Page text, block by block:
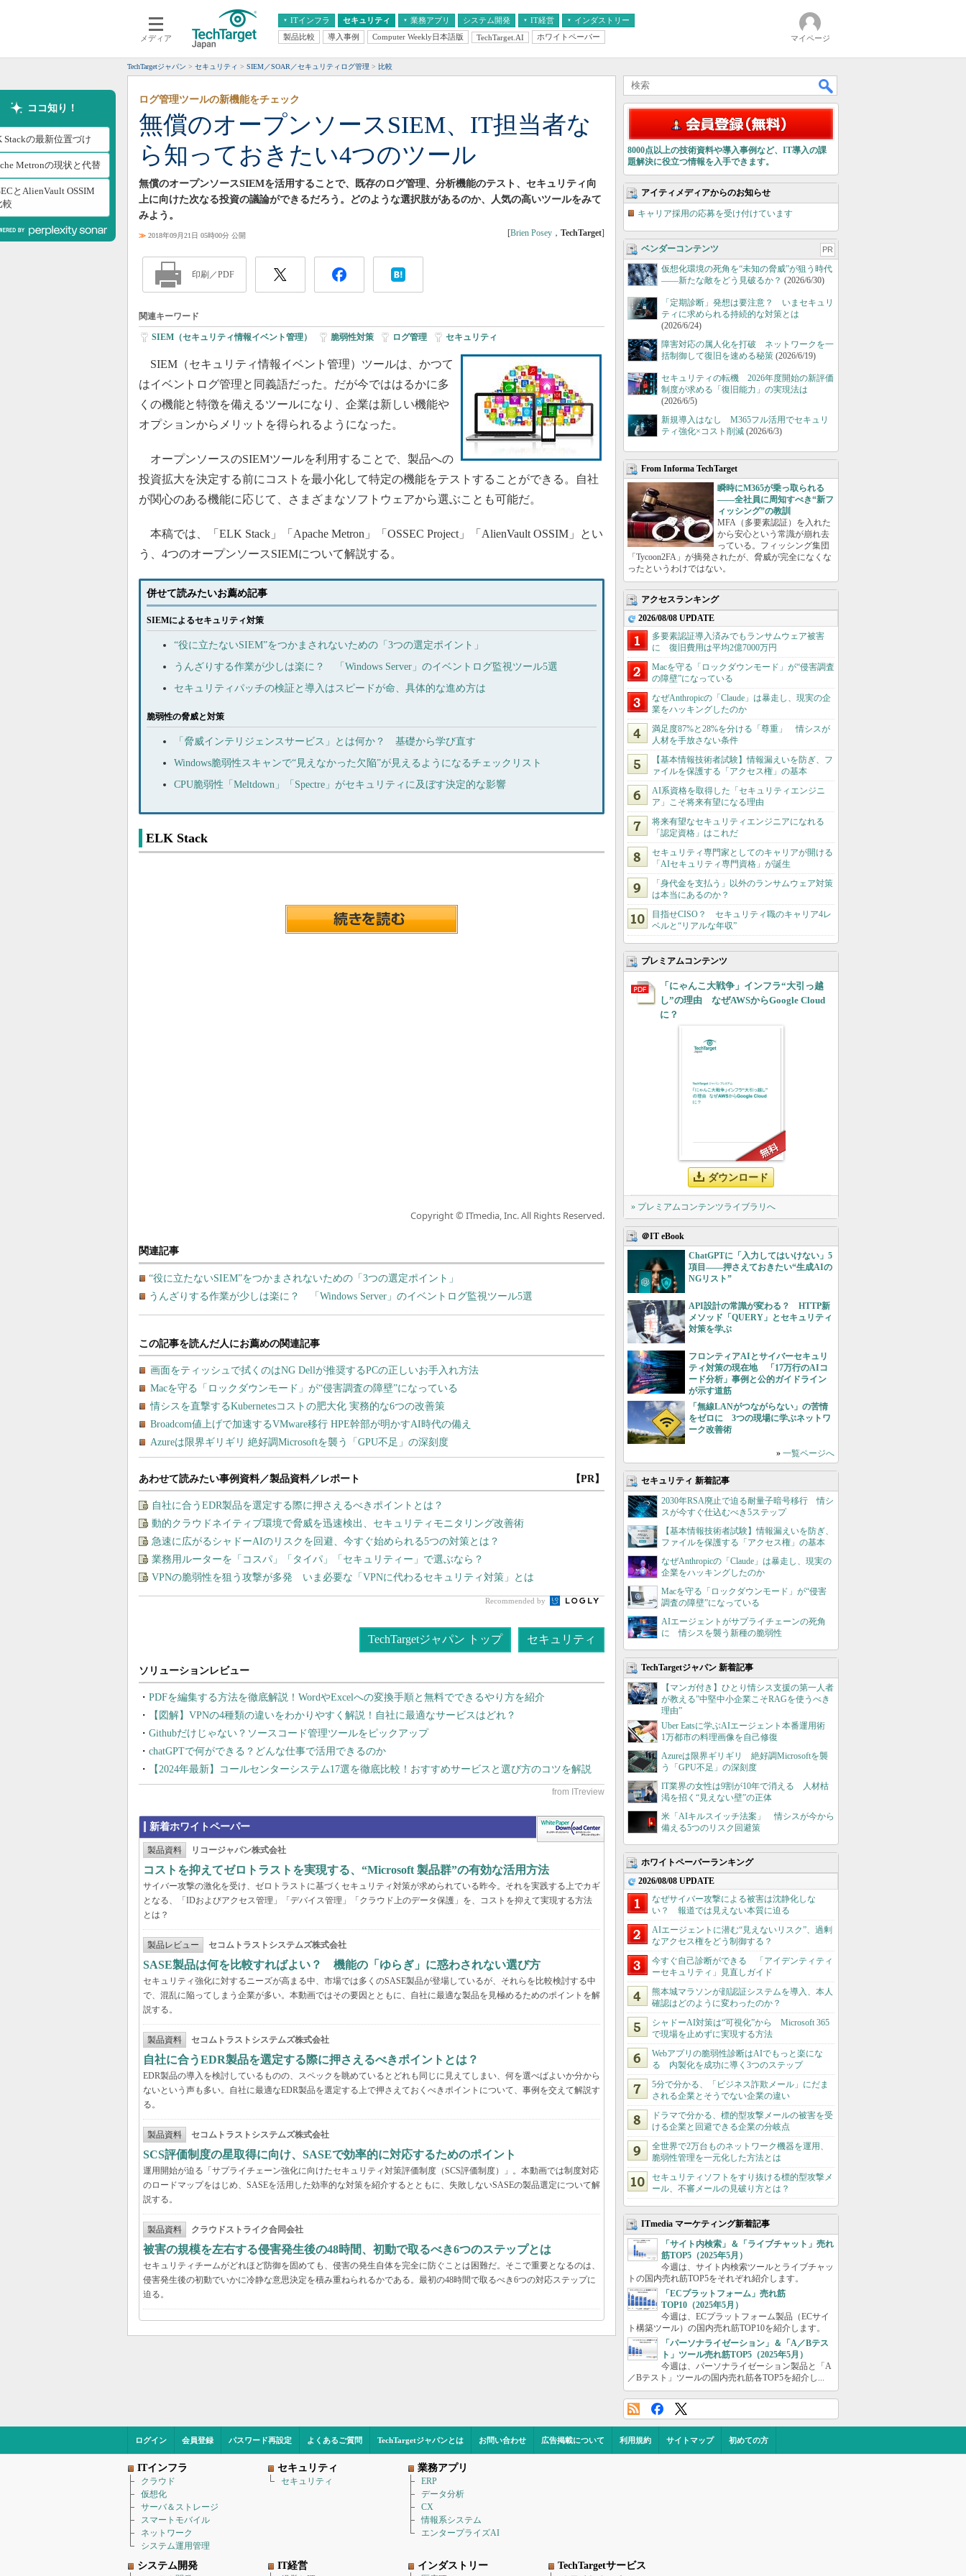
メディア
ITインフラ
クラウド
スマートモバイル
ネットワーク
システム運用管理
セキュリティ 業務アプリ
エンタープライズAI
ERP
CX
情報系システム
システム開発 IT経営
経営とIT
中堅・中小企業とIT
インダストリー
医療IT
製品比較 導入事例 Computer Weekly日本語版 TechTarget.AI ホワイトペーパー マイページ
TechTargetジャパン セキュリティ SIEM／SOAR／セキュリティログ管理 比較
ココ知り！
Stackの最新位置づけ
Metronの現状と代替
とAlienVault OSSIM
較
無償のオープンソースSIEM、IT担当者な
ら知っておきたい4つのツール
ログ管理ツールの新機能をチェック
無償のオープンソースSIEMを活用することで、既存のログ管理、分析機能のテスト、セキュリティ向
上に向けた次なる投資の議論ができるだろう。どのような選択肢があるのか、人気の高いツールをみて
みよう。
≫ 2018年09月21日 05時00分 公開 [Brien Posey ， TechTarget]
印刷／PDF
関連キーワード
SIEM（セキュリティ情報イベント管理） 脆弱性対策 ログ管理 セキュリティ
SIEM（セキュリティ情報イベント管理）ツールは、かつて
はイベントログ管理と同義語だった。だが今でははるかに多
くの機能と特徴を備えるツールになり、企業は新しい機能や
オプションからメリットを得られるようになった。
オープンソースのSIEMツールを利用することで、製品への
投資拡大を決定する前にコストを最小化して特定の機能をテストすることができる。自社
が関心のある機能に応じて、さまざまなソフトウェアから選ぶことも可能だ。
本稿では、「ELK Stack」「Apache Metron」「OSSEC Project」「AlienVault OSSIM」とい
う、4つのオープンソースSIEMについて解説する。
併せて読みたいお薦め記事
SIEMによるセキュリティ対策
“役に立たないSIEM”をつかまされないための「3つの選定ポイント」
うんざりする作業が少しは楽に？ 「Windows Server」のイベントログ監視ツール5選
セキュリティパッチの検証と導入はスピードが命、具体的な進め方は
脆弱性の脅威と対策
「脅威インテリジェンスサービス」とは何か？ 基礎から学び直す
Windows脆弱性スキャンで“見えなかった欠陥”が見えるようになるチェックリスト
CPU脆弱性「Meltdown」「Spectre」がセキュリティに及ぼす決定的な影響
ELK Stack
Copyright © ITmedia, Inc. All Rights Reserved.
関連記事
“役に立たないSIEM”をつかまされないための「3つの選定ポイント」
うんざりする作業が少しは楽に？ 「Windows Server」のイベントログ監視ツール5選
あわせて読みたい事例資料／製品資料／レポート 【PR】
自社に合うEDR製品を選定する際に押さえるべきポイントとは？
動的クラウドネイティブ環境で脅威を迅速検出、セキュリティモニタリング改善術
急速に広がるシャドーAIのリスクを回避、今すぐ始められる5つの対策とは？
業務用ルーターを「コスパ」「タイパ」「セキュリティー」で選ぶなら？
VPNの脆弱性を狙う攻撃が多発 いま必要な「VPNに代わるセキュリティ対策」とは
Recommended by
TechTargetジャパン トップ セキュリティ
PDFを編集する方法を徹底解説！WordやExcelへの変換手順と無料でできるやり方を紹介
【図解】VPNの4種類の違いをわかりやすく解説！自社に最適なサービスはどれ？
Githubだけじゃない？ソースコード管理ツールをピックアップ
chatGPTで何ができる？どんな仕事で活用できるのか
【2024年最新】コールセンターシステム17選を徹底比較！おすすめサービスと選び方のコツを解説
新着ホワイトペーパー
製品資料 リコージャパン株式会社
コストを抑えてゼロトラストを実現する、“Microsoft 製品群”の有効な活用方法
サイバー攻撃の激化を受け、ゼロトラストに基づくセキュリティ対策が求められている昨今。それを実践する上でカギ
となる、「IDおよびアクセス管理」「デバイス管理」「クラウド上のデータ保護」を、コストを抑えて実現する方法
とは？
製品レビュー セコムトラストシステムズ株式会社
SASE製品は何を比較すればよい？ 機能の「ゆらぎ」に惑わされない選び方
セキュリティ強化に対するニーズが高まる中、市場では多くのSASE製品が登場しているが、それらを比較検討する中
で、混乱に陥ってしまう企業が多い。本動画ではその要因とともに、自社に最適な製品を見極めるためのポイントを解
説する。
製品資料 セコムトラストシステムズ株式会社
自社に合うEDR製品を選定する際に押さえるべきポイントとは？
EDR製品の導入を検討しているものの、スペックを眺めているとどれも同じに見えてしまい、何を選べばよいか分から
ないという声も多い。自社に最適なEDR製品を選定する上で押さえておくべきポイントについて、事例を交えて解説す
る。
製品資料 セコムトラストシステムズ株式会社
SCS評価制度の星取得に向け、SASEで効率的に対応するためのポイント
運用開始が迫る「サプライチェーン強化に向けたセキュリティ対策評価制度（SCS評価制度）」。本動画では制度対応
のロードマップをはじめ、SASEを活用した効率的な対策を紹介するとともに、失敗しないSASEの製品選定について解
説する。
製品資料 クラウドストライク合同会社
被害の規模を左右する侵害発生後の48時間、初動で取るべき6つのステップとは
セキュリティチームがどれほど防御を固めても、侵害の発生自体を完全に防ぐことは困難だ。そこで重要となるのは、
侵害発生後の初動でいかに冷静な意思決定を積み重ねられるかである。最初の48時間で取るべき6つの対応ステップに
迫る。
8000点以上の技術資料や導入事例など、IT導入の課
題解決に役立つ情報を入手できます。
アイティメディアからのお知らせ
キャリア採用の応募を受け付けています
ベンダーコンテンツ PR
仮想化環境の死角を“未知の脅威”が狙う時代
――新たな敵をどう見破るか？ (2026/6/30)
「定期診断」発想は要注意？ いまセキュリ
ティに求められる持続的な対策とは
(2026/6/24)
障害対応の属人化を打破 ネットワークを一
括制御して復旧を速める秘策 (2026/6/19)
セキュリティの転機 2026年度開始の新評価
制度が求める「復旧能力」の実現法は
(2026/6/5)
新規導入はなし M365フル活用でセキュリ
ティ強化×コスト削減 (2026/6/3)
From Informa TechTarget
瞬時にM365が乗っ取られる
――全社員に周知すべき“新フ
ィッシング”の教訓
MFA（多要素認証）を入れた
から安心という常識が崩れ去
っている。フィッシング集団
「Tycoon2FA」が摘発されたが、脅威が完全になくな
ったというわけではない。
アクセスランキング
2026/08/08 UPDATE
多要素認証導入済みでもランサムウェア被害
に 復旧費用は平均2億7000万円
Macを守る「ロックダウンモード」が“侵害調査
の障壁”になっている
なぜAnthropicの「Claude」は暴走し、現実の企
業をハッキングしたのか
満足度87%と28%を分ける「尊重」 情シスが
人材を手放さない条件
【基本情報技術者試験】情報漏えいを防ぎ、フ
ァイルを保護する「アクセス権」の基本
AI系資格を取得した「セキュリティエンジニ
ア」こそ将来有望になる理由
将来有望なセキュリティエンジニアになれる
「認定資格」はこれだ
セキュリティ専門家としてのキャリアが開ける
「AIセキュリティ専門資格」が誕生
「身代金を支払う」以外のランサムウェア対策
は本当にあるのか？
目指せCISO？ セキュリティ職のキャリア4レ
ベルと“リアルな年収”
プレミアムコンテンツ
「にゃんこ大戦争」インフラ“大引っ越
し”の理由 なぜAWSからGoogle Cloud
に？
ダウンロード
» プレミアムコンテンツライブラリへ
＠IT eBook
ChatGPTに「入力してはいけない」5
項目――押さえておきたい“生成AIの
NGリスト”
API設計の常識が変わる？ HTTP新
メソッド「QUERY」とセキュリティ
対策を学ぶ
フロンティアAIとサイバーセキュリ
ティ対策の現在地 「17万行のAIコ
ード分析」事例と公的ガイドライン
が示す道筋
「無線LANがつながらない」の苦情
をゼロに 3つの現場に学ぶネットワ
ーク改善術
» 一覧ページへ
セキュリティ 新着記事
2030年RSA廃止で迫る耐量子暗号移行 情シ
スが今すぐ仕込むべき5ステップ
【基本情報技術者試験】情報漏えいを防ぎ、
ファイルを保護する「アクセス権」の基本
なぜAnthropicの「Claude」は暴走し、現実の
企業をハッキングしたのか
Macを守る「ロックダウンモード」が“侵害
調査の障壁”になっている
AIエージェントがサプライチェーンの死角
に 情シスを襲う新種の脆弱性
TechTargetジャパン 新着記事
【マンガ付き】ひとり情シス支援の第一人者
が教える”中堅中小企業こそRAGを使うべき
理由”
Uber Eatsに学ぶAIエージェント本番運用術
1万都市の料理画像を自己修復
Azureは限界ギリギリ 絶好調Microsoftを襲
う「GPU不足」の深刻度
IT業界の女性は9割が10年で消える 人材枯
渇を招く“見えない壁”の正体
米「AIキルスイッチ法案」 情シスが今から
備える5つのリスク回避策
ホワイトペーパーランキング
2026/08/08 UPDATE
なぜサイバー攻撃による被害は沈静化しな
い？ 報道では見えない本質に迫る
AIエージェントに潜む“見えないリスク”、過剰
なアクセス権をどう制御する？
今すぐ自己診断ができる 「アイデンティティ
ーセキュリティ」見直しガイド
熊本城マラソンが顔認証システムを導入、本人
確認はどのように変わったのか？
シャドーAI対策は“可視化”から Microsoft 365
で現場を止めずに実現する方法
Webアプリの脆弱性診断はAIでもっと楽にな
る 内製化を成功に導く3つのステップ
5分で分かる、「ビジネス詐欺メール」にだま
される企業とそうでない企業の違い
ドラマで分かる、標的型攻撃メールの被害を受
ける企業と回避できる企業の分岐点
全世界で2万台ものネットワーク機器を運用、
脆弱性管理を一元化した方法とは
セキュリティソフトをすり抜ける標的型攻撃メ
ール、不審メールの見破り方とは？
ITmedia マーケティング新着記事
「サイト内検索」＆「ライブチャット」売れ
筋TOP5（2025年5月）
今週は、サイト内検索ツールとライブチャッ
トの国内売れ筋TOP5をそれぞれ紹介します。
「ECプラットフォーム」売れ筋
TOP10（2025年5月）
今週は、ECプラットフォーム製品（ECサイ
ト構築ツール）の国内売れ筋TOP10を紹介します。
「パーソナライゼーション」＆「A／Bテス
ト」ツール売れ筋TOP5（2025年5月）
今週は、パーソナライゼーション製品と「A
／Bテスト」ツールの国内売れ筋各TOP5を紹介し...
ログイン 会員登録 パスワード再設定 よくあるご質問 TechTargetジャパンとは お問い合わせ 広告掲載について 利用規約 サイトマップ 初めての方
ITインフラ
クラウド
仮想化
サーバ＆ストレージ
スマートモバイル
ネットワーク
システム運用管理
セキュリティ
セキュリティ
業務アプリ
ERP
データ分析
CX
情報系システム
エンタープライズAI
システム開発 IT経営 インダストリー TechTargetサービス